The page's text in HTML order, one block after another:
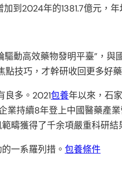
到2024年的1381.7億元，年
動高效藥物發明平臺”，
技巧，才幹研收回更多好
良多。2021包養年以來，石
業持續8年登上中國醫藥產
疇獲得了千余項嚴重科研
一系羅列措。 包養條件